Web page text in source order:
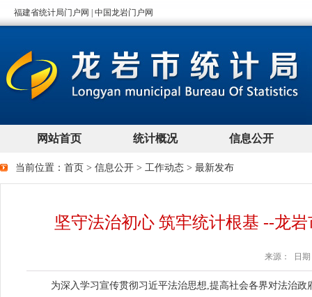
当前位置： 首页 > 信息公开 > 工作动态 > 最新发布
坚守法治初心 筑牢统计根基 --龙
来源： 日期
为深入学习宣传贯彻习近平法治思想,提高社会各界对法治政